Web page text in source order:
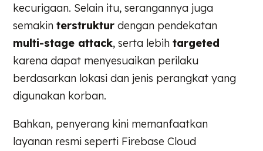
kecurigaan. Selain itu, serangannya juga
semakinterstruktur dengan pendekatan
multi-stage attack, serta lebihtargeted
karena dapat menyesuaikan perilaku
berdasarkan lokasi dan jenis perangkat yang
digunakan korban.
Bahkan, penyerang kini memanfaatkan
layanan resmi seperti Firebase Cloud